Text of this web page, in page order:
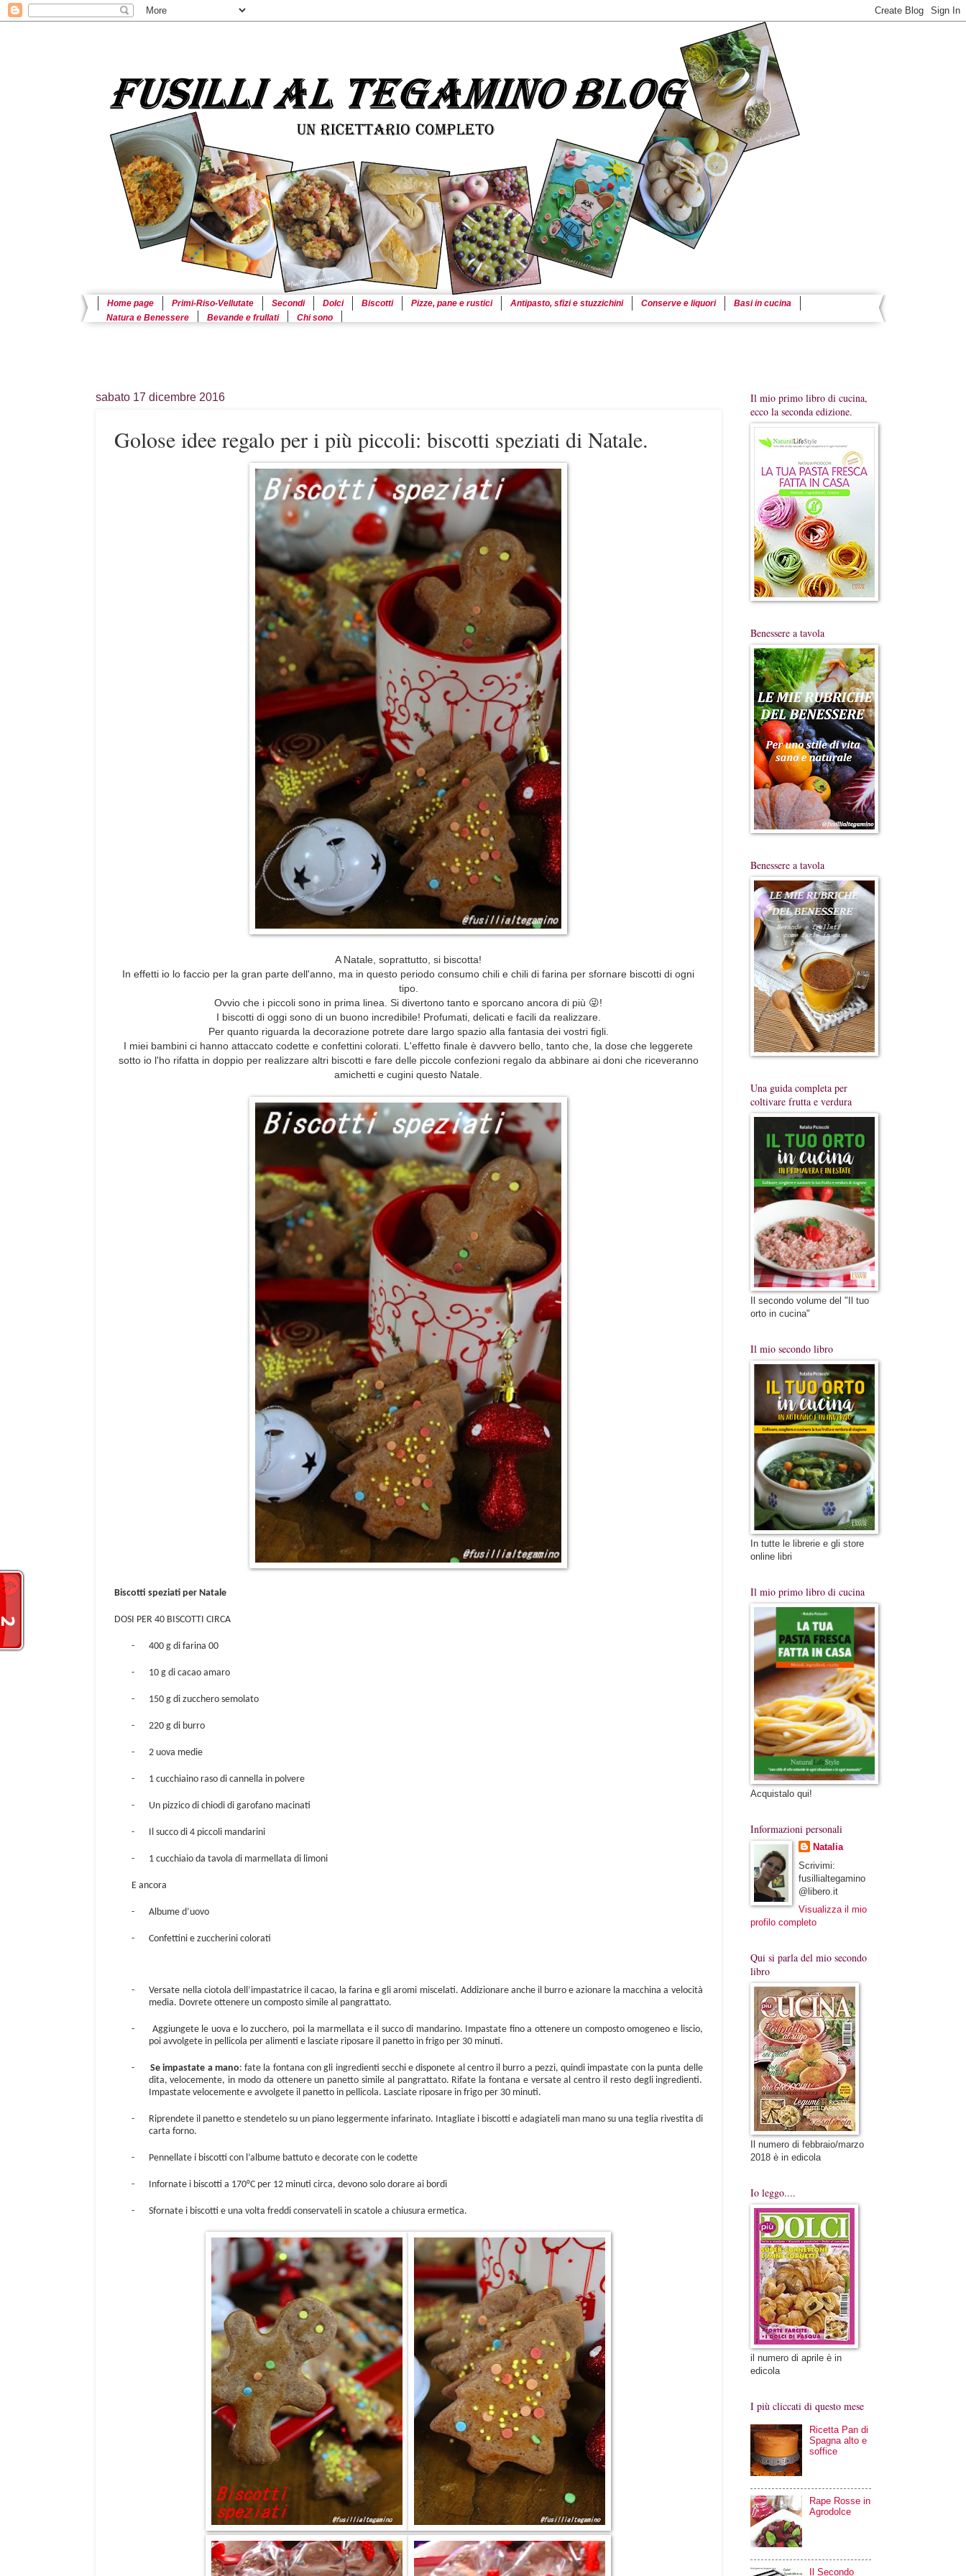
Home page Primi-Riso-Vellutate Secondi Dolci Biscotti Pizze, pane e rustici Antipasto, sfizi e stuzzichini Conserve e liquori
Basi in cucina
Natura e Benessere
Bevande e frullati Chi sono
sabato 17 dicembre 2016
Golose idee regalo per i più piccoli: biscotti speziati di Natale.
A Natale, soprattutto, si biscotta!
In effetti io lo faccio per la gran parte dell'anno, ma in questo periodo consumo chili e chili di farina per sfornare biscotti di ogni
tipo.
Ovvio che i piccoli sono in prima linea. Si divertono tanto e sporcano ancora di più 😜!
I biscotti di oggi sono di un buono incredibile! Profumati, delicati e facili da realizzare.
Per quanto riguarda la decorazione potrete dare largo spazio alla fantasia dei vostri figli.
I miei bambini ci hanno attaccato codette e confettini colorati. L'effetto finale è davvero bello, tanto che, la dose che leggerete
sotto io l'ho rifatta in doppio per realizzare altri biscotti e fare delle piccole confezioni regalo da abbinare ai doni che riceveranno
amichetti e cugini questo Natale.
Biscotti speziati per Natale
DOSI PER 40 BISCOTTI CIRCA
- 400 g di farina 00
- 10 g di cacao amaro
- 150 g di zucchero semolato
- 220 g di burro
- 2 uova medie
- 1 cucchiaino raso di cannella in polvere
- Un pizzico di chiodi di garofano macinati
- Il succo di 4 piccoli mandarini
- 1 cucchiaio da tavola di marmellata di limoni
E ancora
- Albume d’uovo
- Confettini e zuccherini colorati
-
Versate nella ciotola dell’impastatrice il cacao, la farina e gli aromi miscelati. Addizionare anche il burro e azionare la macchina a velocità
media. Dovrete ottenere un composto simile al pangrattato.
-
Aggiungete le uova e lo zucchero, poi la marmellata e il succo di mandarino. Impastate fino a ottenere un composto omogeneo e liscio,
poi avvolgete in pellicola per alimenti e lasciate riposare il panetto in frigo per 30 minuti.
- Se impastate a mano: fate la fontana con gli ingredienti secchi e disponete al centro il burro a pezzi, quindi impastate con la punta delle
dita, velocemente, in modo da ottenere un panetto simile al pangrattato. Rifate la fontana e versate al centro il resto degli ingredienti.
Impastate velocemente e avvolgete il panetto in pellicola. Lasciate riposare in frigo per 30 minuti.
-
Riprendete il panetto e stendetelo su un piano leggermente infarinato. Intagliate i biscotti e adagiateli man mano su una teglia rivestita di
carta forno.
- Pennellate i biscotti con l’albume battuto e decorate con le codette
- Infornate i biscotti a 170°C per 12 minuti circa, devono solo dorare ai bordi
- Sfornate i biscotti e una volta freddi conservateli in scatole a chiusura ermetica.
Il mio primo libro di cucina,
ecco la seconda edizione.
Benessere a tavola
Benessere a tavola
Una guida completa per
coltivare frutta e verdura
Il secondo volume del "Il tuo
orto in cucina"
Il mio secondo libro
In tutte le librerie e gli store
online libri
Il mio primo libro di cucina
Acquistalo qui!
Informazioni personali
Natalia
Scrivimi:
fusillialtegamino
@libero.it
Visualizza il mio
profilo completo
Qui si parla del mio secondo
libro
Il numero di febbraio/marzo
2018 è in edicola
Io leggo....
il numero di aprile è in
edicola
I più cliccati di questo mese
Ricetta Pan di
Spagna alto e
soffice
Rape Rosse in
Agrodolce
Il Secondo